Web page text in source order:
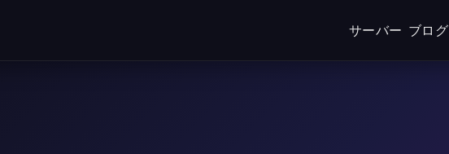
サーバー ブログ